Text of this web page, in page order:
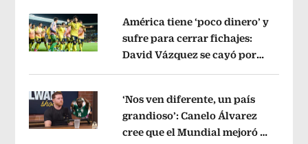
Opens in new window
América tiene ‘poco dinero’ y
sufre para cerrar fichajes:
David Vázquez se cayó por
Opens in new window
‘Nos ven diferente, un país
grandioso’: Canelo Álvarez
cree que el Mundial mejoró la